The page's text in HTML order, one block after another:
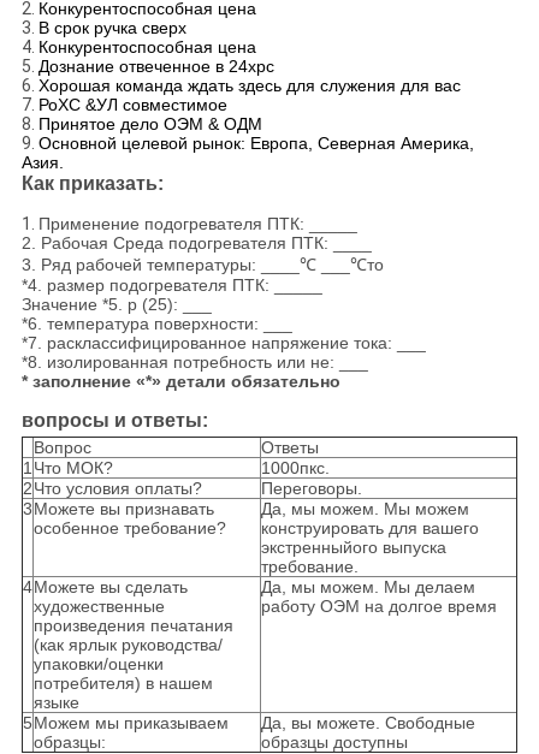
2. Конкурентоспособная цена
3. В срок ручка сверх
4. Конкурентоспособная цена
5. Дознание отвеченное в 24хрс
6. Хорошая команда ждать здесь для служения для вас
7. РоХС &УЛ совместимое
8. Принятое дело ОЭМ & ОДМ
9. Основной целевой рынок: Европа, Северная Америка,
Азия.
Как приказать:
1. Применение подогревателя ПТК: _____
2. Рабочая Среда подогревателя ПТК: ____
3. Ряд рабочей температуры: ____℃ ___℃то
*4. размер подогревателя ПТК: _____
Значение *5. р (25): ___
*6. температура поверхности: ___
*7. расклассифицированное напряжение тока: ___
*8. изолированная потребность или не: ___
* заполнение «*» детали обязательно
вопросы и ответы:
Вопрос
Ответы
1Что МОК?
1000пкс.
2Что условия оплаты?
Переговоры.
3Можете вы признавать
особенное требование?
Да, мы можем. Мы можем
конструировать для вашего
экстренныйого выпуска
требование.
4Можете вы сделать
художественные
произведения печатания
(как ярлык руководства/
упаковки/оценки
потребителя) в нашем
языке
Да, мы можем. Мы делаем
работу ОЭМ на долгое время
5Можем мы приказываем
образцы:
Да, вы можете. Свободные
образцы доступны